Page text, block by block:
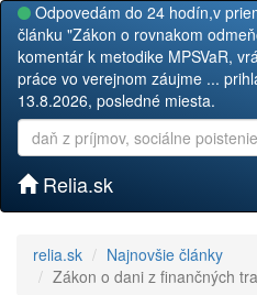
Odpovedám do 24 hodín,v
článku "Zákon o rovnakom
komentár k metodike MPSVaR,
práce vo verejnom záujme ...
13.8.2026, posledné miesta.
Relia.sk
relia.sk
Najnovšie články
Zákon o dani z finančných